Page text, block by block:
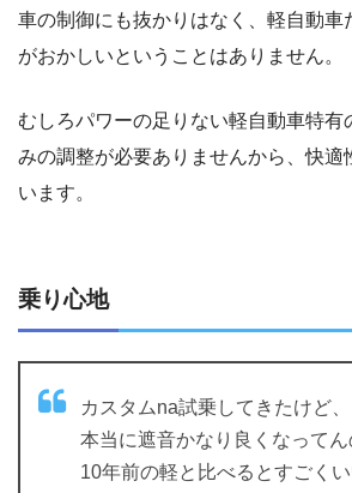
車の制御にも抜かりはなく、軽自動車
がおかしいということはありません。
むしろパワーの足りない軽自動車特有
みの調整が必要ありませんから、快適
います。
乗り心地
カスタムna試乗してきたけど、
本当に遮音かなり良くなってん
10年前の軽と比べるとすごくい